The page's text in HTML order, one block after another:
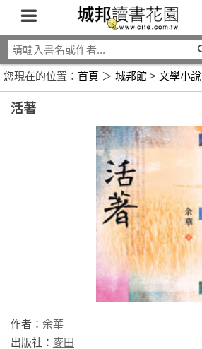
您現在的位置： 首頁 ＞ 城邦館 > 文學小說
活著
作者： 余華
出版社： 麥田